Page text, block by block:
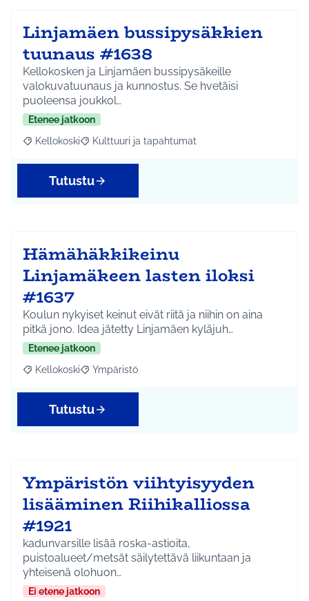
Linjamäen bussipysäkkien
tuunaus #1638
Kellokosken ja Linjamäen bussipysäkeille
valokuvatuunaus ja kunnostus. Se hvetäisi
puoleensa joukkol…
Etenee jatkoon
Rajaa tulokset aihepiirin mukaan: Kellokoski
Kellokoski Rajaa tulokset teeman mukaan: Kulttuuri ja
Kulttuuri ja tapahtumat
Tutustu
Hämähäkkikeinu
Linjamäkeen lasten iloksi
#1637
Koulun nykyiset keinut eivät riitä ja niihin on aina
pitkä jono. Idea jätetty Linjamäen kyläjuh…
Etenee jatkoon
Rajaa tulokset aihepiirin mukaan: Kellokoski
Kellokoski Rajaa tulokset teeman mukaan: Ympäristö
Ympäristö
Tutustu
Ympäristön viihtyisyyden
lisääminen Riihikalliossa
#1921
kadunvarsille lisää roska-astioita,
puistoalueet/metsät säilytettävä liikuntaan ja
yhteisenä olohuon…
Ei etene jatkoon